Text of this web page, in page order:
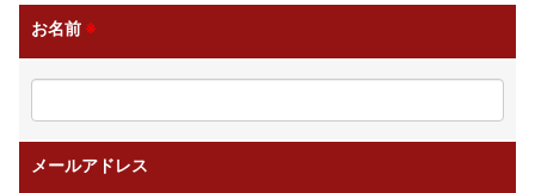
お名前 ※
メールアドレス